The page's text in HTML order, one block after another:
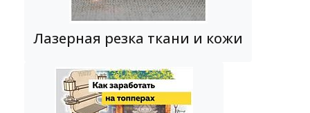
Лазерная резка ткани и кожи